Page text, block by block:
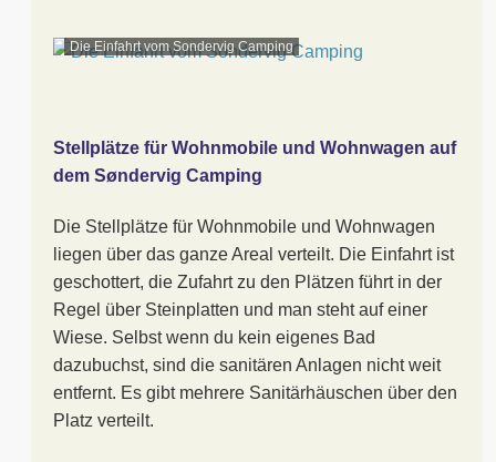
Die Einfahrt vom Sondervig Camping
Stellplätze für Wohnmobile und Wohnwagen auf
dem Søndervig Camping
Die Stellplätze für Wohnmobile und Wohnwagen
liegen über das ganze Areal verteilt. Die Einfahrt ist
geschottert, die Zufahrt zu den Plätzen führt in der
Regel über Steinplatten und man steht auf einer
Wiese. Selbst wenn du kein eigenes Bad
dazubuchst, sind die sanitären Anlagen nicht weit
entfernt. Es gibt mehrere Sanitärhäuschen über den
Platz verteilt.